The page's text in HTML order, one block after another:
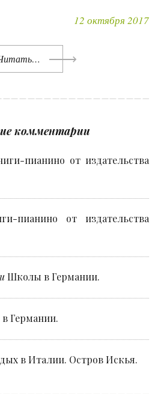
12 октября 2017
комментарии
пианино от издательства
пианино от издательства
Школы в Германии.
Германии.
в Италии. Остров Искья.